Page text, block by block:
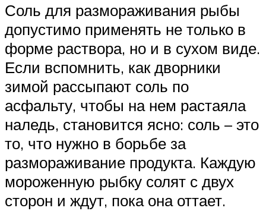
Соль для размораживания рыбы
допустимо применять не только в
форме раствора, но и в сухом виде.
Если вспомнить, как дворники
зимой рассыпают соль по
асфальту, чтобы на нем растаяла
наледь, становится ясно: соль – это
то, что нужно в борьбе за
размораживание продукта. Каждую
мороженную рыбку солят с двух
сторон и ждут, пока она оттает.